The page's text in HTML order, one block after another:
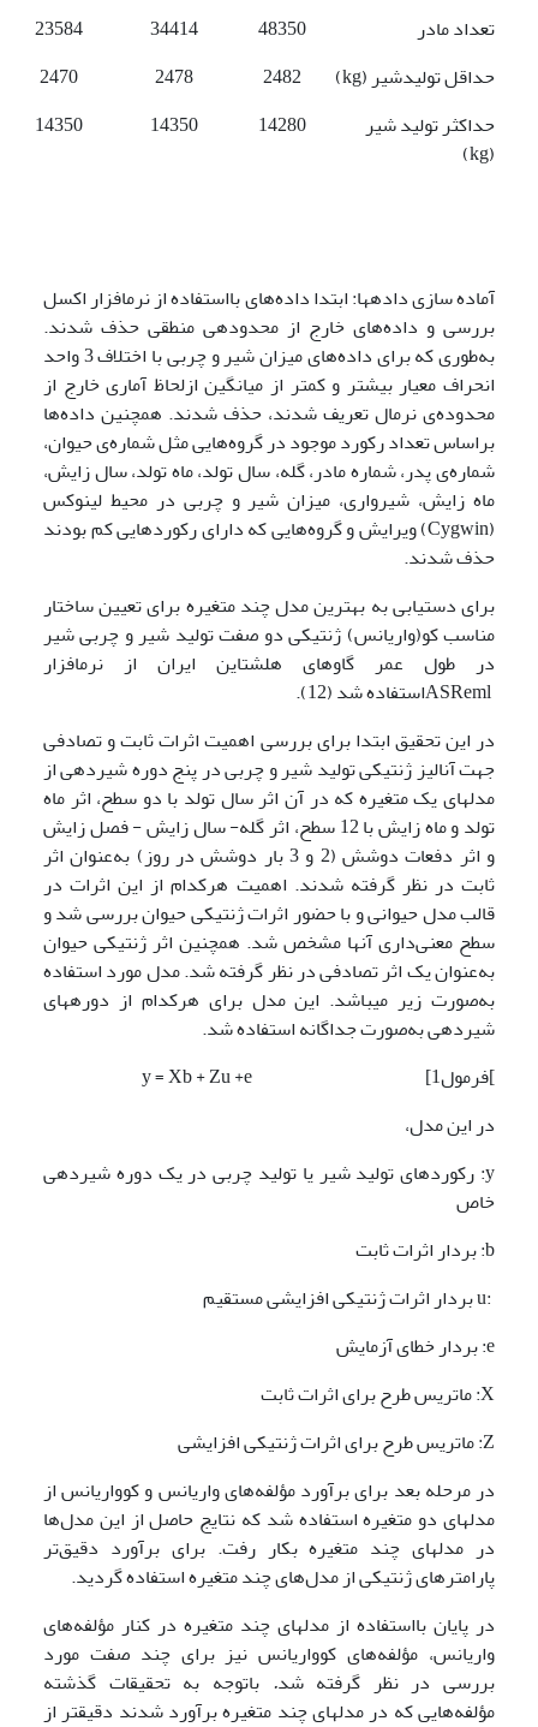
تعداد مادر
48350
34414
23584
حداقل تولید­شیر (kg)
2482
2478
2470
حداکثر تولید شیر
(kg)
14280
14350
14350
آماده سازی داده­ها: ابتدا داده‌های بااستفاده از نرم­افزار اکسل
بررسی و داده‌های خارج از محدوده­ی منطقی حذف شدند.
به‌طوری که برای داده‌های میزان شیر و چربی با اختلاف 3 واحد
انحراف معیار بیشتر و کمتر از میانگین ازلحاظ آماری خارج از
محدوده‌ی نرمال تعریف شدند، حذف شدند. همچنین داده‌ها
براساس تعداد رکورد موجود در گروه‌هایی مثل شماره‌ی حیوان،
شماره‌ی پدر، شماره مادر، گله، سال تولد، ماه تولد، سال زایش،
ماه زایش، شیرواری، میزان شیر و چربی در محیط لینوکس
(Cygwin) ویرایش و گروه‌هایی که دارای رکوردهایی کم بودند
حذف شدند.
برای دست­یابی به بهترین مدل چند متغیره برای تعیین ساختار
مناسب کو(واریانس) ژنتیکی دو صفت تولید شیر و چربی شیر
در طول عمر گاوهای هلشتاین ایران از نرم­افزار
در این تحقیق ابتدا برای بررسی اهمیت اثرات ثابت و تصادفی
جهت آنالیز ژنتیکی تولید شیر و چربی در پنج دوره شیردهی از
مدل­های یک متغیره که در آن اثر سال تولد با دو سطح، اثر ماه
تولد و ماه زایش با 12 سطح، اثر گله- سال زایش - فصل زایش
و اثر دفعات دوشش (2 و 3 بار دوشش در روز) به‌عنوان اثر
ثابت در نظر گرفته شدند. اهمیت هرکدام از این اثرات در
قالب مدل حیوانی و با حضور اثرات ژنتیکی حیوان بررسی شد و
سطح معنی‌داری آنها مشخص شد. همچنین اثر ژنتیکی حیوان
به‌عنوان یک اثر تصادفی در نظر گرفته شد. مدل مورد استفاده
به‌صورت زیر می­باشد. این مدل برای هرکدام از دوره­های
شیردهی به‌صورت جداگانه استفاده شد.
]فرمول1] y = Xb + Zu +e
در این مدل،
y: رکوردهای تولید شیر یا تولید چربی در یک دوره شیردهی
خاص
b: بردار اثرات ثابت
:u بردار اثرات ژنتیکی افزایشی مستقیم
e: بردار خطای آزمایش
X: ماتریس طرح برای اثرات ثابت
Z: ماتریس طرح برای اثرات ژنتیکی افزایشی
در مرحله بعد برای برآورد مؤلفه‌های واریانس و کوواریانس از
مدل­های دو متغیره استفاده شد که نتایج حاصل از این مدل‌ها
در مدل­های چند متغیره بکار رفت. برای برآورد دقیق‌تر
پارامترهای ژنتیکی از مدل‌های چند متغیره استفاده گردید.
در پایان بااستفاده از مدل­های چند متغیره در کنار مؤلفه‌های
واریانس، مؤلفه‌های کوواریانس نیز برای چند صفت مورد
بررسی در نظر گرفته شد. باتوجه به تحقیقات گذشته
مؤلفه‌هایی که در مدل­های چند متغیره برآورد شدند دقیق­تر از